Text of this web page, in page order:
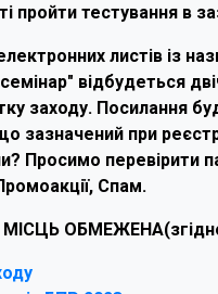
пройти тестування в
листів із
відбудеться
заходу. Посилання
зазначений при
Просимо перевірити
Спам.
МІСЦЬ